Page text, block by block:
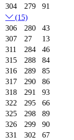
304
279 91
(15)
306
280 43
307
27 13
311
284 46
315
288 84
316
289 85
317
290 86
318
291 93
322
295 66
325
298 89
326
299 90
331
302 67